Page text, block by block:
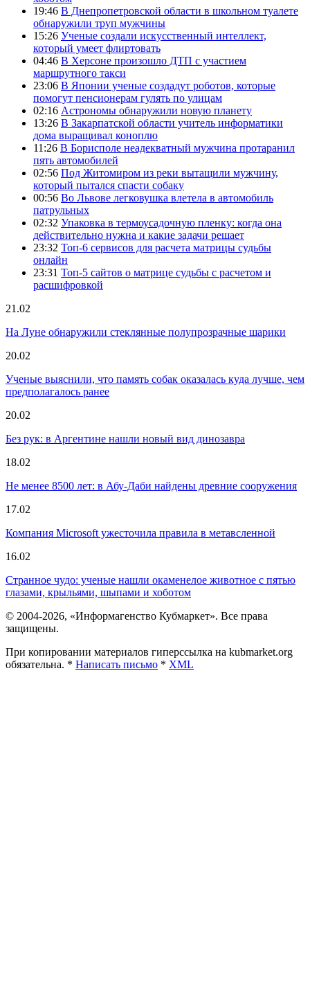
19:46 В Днепропетровской области в школьном туалете
обнаружили труп мужчины
15:26 Ученые создали искусственный интеллект,
который умеет флиртовать
04:46 В Херсоне произошло ДТП с участием
маршрутного такси
23:06 В Японии ученые создадут роботов, которые
помогут пенсионерам гулять по улицам
02:16 Астрономы обнаружили новую планету
13:26 В Закарпатской области учитель информатики
дома выращивал коноплю
11:26 В Борисполе неадекватный мужчина протаранил
пять автомобилей
02:56 Под Житомиром из реки вытащили мужчину,
который пытался спасти собаку
00:56 Во Львове легковушка влетела в автомобиль
патрульных
02:32 Упаковка в термоусадочную пленку: когда она
действительно нужна и какие задачи решает
23:32 Топ-6 сервисов для расчета матрицы судьбы
онлайн
23:31 Топ-5 сайтов о матрице судьбы с расчетом и
расшифровкой
21.02
На Луне обнаружили стеклянные полупрозрачные шарики
20.02
Ученые выяснили, что память собак оказалась куда лучше, чем
предполагалось ранее
20.02
Без рук: в Аргентине нашли новый вид динозавра
18.02
Не менее 8500 лет: в Абу-Даби найдены древние сооружения
17.02
Компания Microsoft ужесточила правила в метавсленной
16.02
Странное чудо: ученые нашли окаменелое животное с пятью
глазами, крыльями, шыпами и хоботом
© 2004-2026, «Информагенство Кубмаркет». Все права
защищены.
При копировании материалов гиперссылка на kubmarket.org
обязательна. * Написать письмо * XML